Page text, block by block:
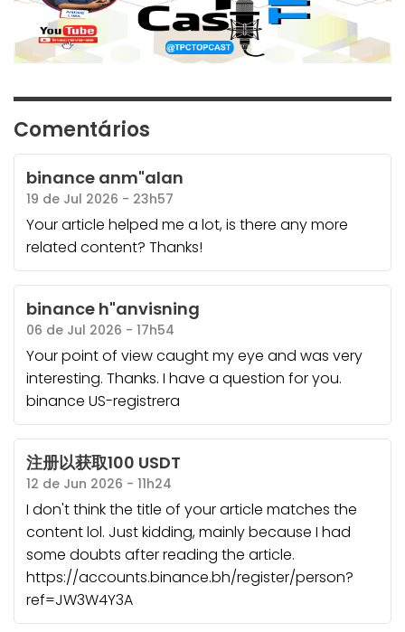
Comentários
binance anm"alan
19 de Jul 2026 - 23h57
Your article helped me a lot, is there any more
related content? Thanks!
binance h"anvisning
06 de Jul 2026 - 17h54
Your point of view caught my eye and was very
interesting. Thanks. I have a question for you.
binance US-registrera
注册以获取100 USDT
12 de Jun 2026 - 11h24
I don't think the title of your article matches the
content lol. Just kidding, mainly because I had
some doubts after reading the article.
https://accounts.binance.bh/register/person?
ref=JW3W4Y3A